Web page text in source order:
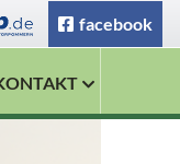
facebook